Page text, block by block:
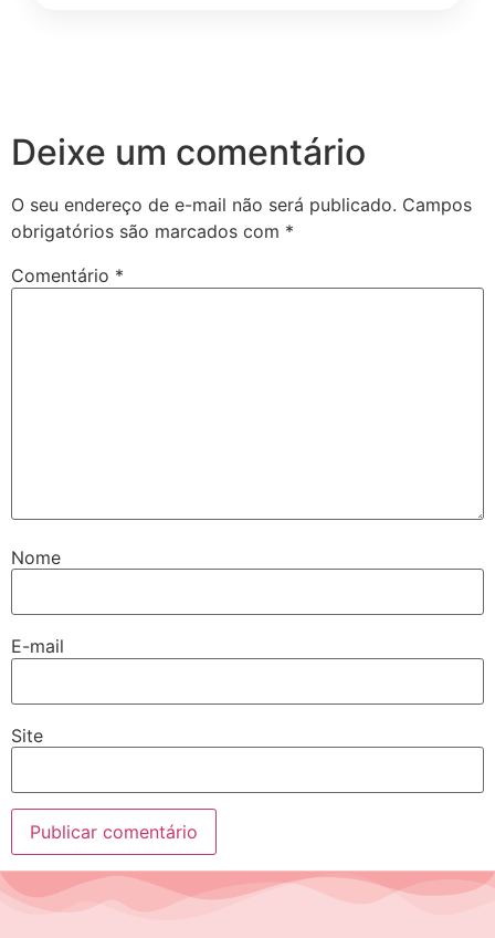
Deixe um comentário
O seu endereço de e-mail não será publicado. Campos
obrigatórios são marcados com *
Comentário *
Nome
E-mail
Site